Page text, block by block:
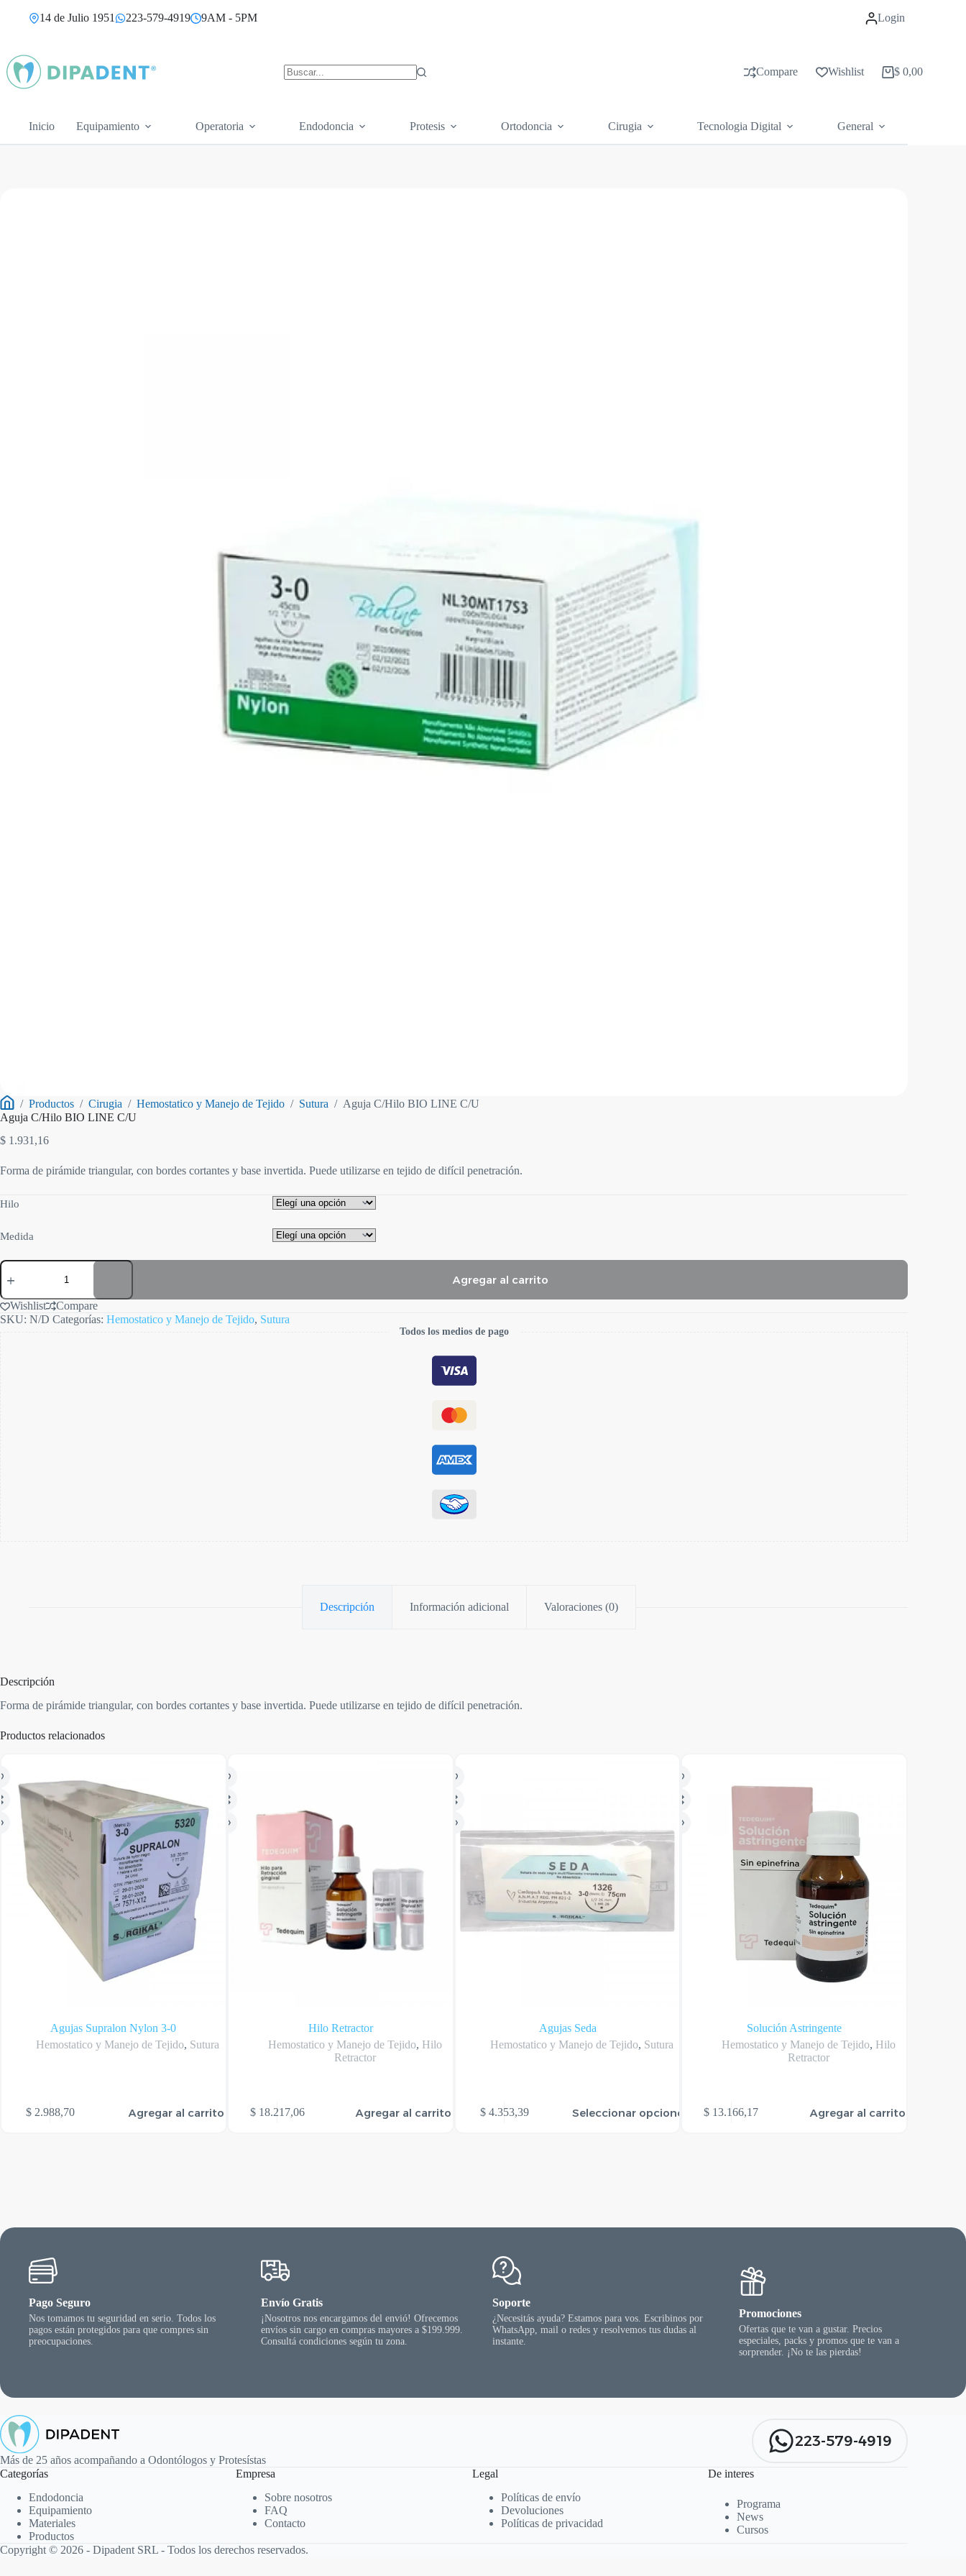
14 de Julio 1951 223-579-4919 9AM - 5PM Login
Compare Wishlist
Carrito
$ 0,00
Inicio Equipamiento Operatoria Endodoncia Protesis Ortodoncia Cirugia Tecnologia Digital General
Inicio
/ Productos / Cirugia / Hemostatico y Manejo de Tejido / Sutura / Aguja C/Hilo BIO LINE C/U
Aguja C/Hilo BIO LINE C/U
$ 1.931,16
Forma de pirámide triangular, con bordes cortantes y base invertida. Puede utilizarse en tejido de difícil penetración.
Hilo
Medida
Aguja
C/Hilo
LINE
C/U
cantidad
Agregar al carrito
Wishlist
Compare
SKU: N/D Categorías: Hemostatico y Manejo de Tejido, Sutura
Todos los medios de pago
Descripción Información adicional Valoraciones (0)
Descripción
Forma de pirámide triangular, con bordes cortantes y base invertida. Puede utilizarse en tejido de difícil penetración.
Productos relacionados
Agujas Supralon Nylon 3-0
Hemostatico y Manejo de Tejido, Sutura
$2.988,70 Agregar al carrito
Hilo Retractor
Hemostatico y Manejo de Tejido, Hilo
Retractor
$18.217,06 Agregar al carrito
Agujas Seda
Hemostatico y Manejo de Tejido, Sutura
$4.353,39 Seleccionar opciones
producto
en
Solución Astringente
Hemostatico y Manejo de Tejido, Hilo
Retractor
$ 13.166,17 Agregar al carrito
Pago Seguro
Nos tomamos tu seguridad en serio. Todos los
pagos están protegidos para que compres sin
preocupaciones.
Envío Gratis
¡Nosotros nos encargamos del envió! Ofrecemos
envíos sin cargo en compras mayores a $199.999.
Consultá condiciones según tu zona.
Soporte
¿Necesitás ayuda? Estamos para vos. Escribinos por
WhatsApp, mail o redes y resolvemos tus dudas al
instante.
Promociones
Ofertas que te van a gustar. Precios
especiales, packs y promos que te van a
sorprender. ¡No te las pierdas!
Más de 25 años acompañando a Odontólogos y Protesístas
223-579-4919
Categorías
Endodoncia
Equipamiento
Materiales
Productos
Empresa
Sobre nosotros
FAQ
Contacto
Legal
Políticas de envío
Devoluciones
Políticas de privacidad
De interes
Programa
News
Cursos
Copyright © 2026 - Dipadent SRL - Todos los derechos reservados.